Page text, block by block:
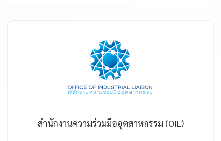
สำนักงานความร่วมมืออุตสาหกรรม (OIL)